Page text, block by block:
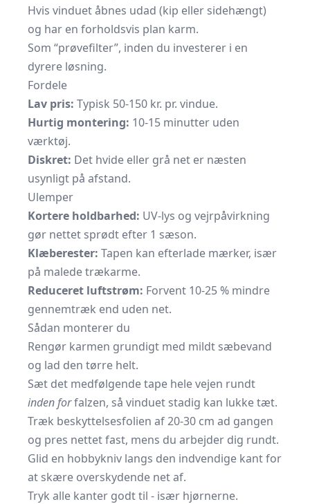
Hvis vinduet åbnes udad (kip eller sidehængt)
og har en forholdsvis plan karm.
Som “prøvefilter”, inden du investerer i en
dyrere løsning.
Fordele
Lav pris: Typisk 50-150 kr. pr. vindue.
Hurtig montering: 10-15 minutter uden
værktøj.
Diskret: Det hvide eller grå net er næsten
usynligt på afstand.
Ulemper
Kortere holdbarhed: UV-lys og vejrpåvirkning
gør nettet sprødt efter 1 sæson.
Klæberester: Tapen kan efterlade mærker, især
på malede trækarme.
Reduceret luftstrøm: Forvent 10-25 % mindre
gennemtræk end uden net.
Sådan monterer du
Rengør karmen grundigt med mildt sæbevand
og lad den tørre helt.
Sæt det medfølgende tape hele vejen rundt
inden forfalzen, så vinduet stadig kan lukke tæt.
Træk beskyttelsesfolien af 20-30 cm ad gangen
og pres nettet fast, mens du arbejder dig rundt.
Glid en hobbykniv langs den indvendige kant for
at skære overskydende net af.
Tryk alle kanter godt til - især hjørnerne.